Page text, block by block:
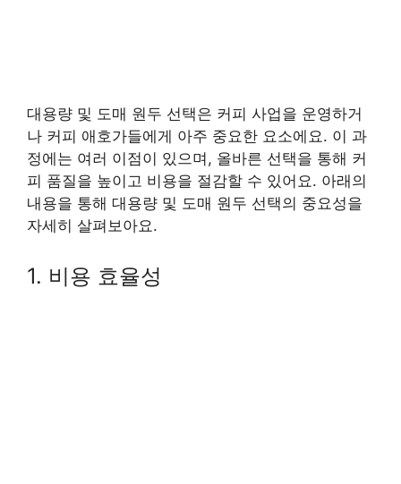
대용량 및 도매 원두 선택은 커피 사업을 운영하거
나 커피 애호가들에게 아주 중요한 요소에요. 이 과
정에는 여러 이점이 있으며, 올바른 선택을 통해 커
피 품질을 높이고 비용을 절감할 수 있어요. 아래의
내용을 통해 대용량 및 도매 원두 선택의 중요성을
자세히 살펴보아요.
1. 비용 효율성